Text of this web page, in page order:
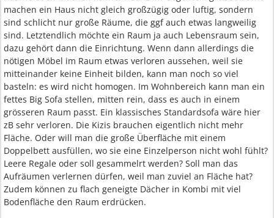
machen ein Haus nicht gleich großzügig oder luftig, sondern
sind schlicht nur große Räume, die ggf auch etwas langweilig
sind. Letztendlich möchte ein Raum ja auch Lebensraum sein,
dazu gehört dann die Einrichtung. Wenn dann allerdings die
nötigen Möbel im Raum etwas verloren aussehen, weil sie
mitteinander keine Einheit bilden, kann man noch so viel
basteln: es wird nicht homogen. Im Wohnbereich kann man ein
fettes Big Sofa stellen, mitten rein, dass es auch in einem
grösseren Raum passt. Ein klassisches Standardsofa wäre hier
zB sehr verloren. Die Kizis brauchen eigentlich nicht mehr
Fläche. Oder will man die große Überfläche mit einem
Doppelbett ausfüllen, wo sie eine Einzelperson nicht wohl fühlt?
Leere Regale oder soll gesammelrt werden? Soll man das
Aufräumen verlernen dürfen, weil man zuviel an Fläche hat?
Zudem können zu flach geneigte Dächer in Kombi mit viel
Bodenfläche den Raum erdrücken.